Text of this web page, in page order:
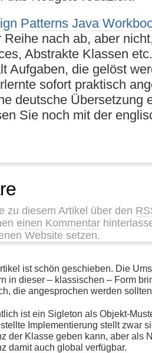
Patterns Java
nach ab, aber
Abstrakte Klassen
Aufgaben, die gelöst
sofort praktisch
deutsche Übersetzung
Sie noch mit der
zu diesem Artikel über den
einen Kommentar
Website setzen.
ist schön geschieben. Die
in dieser – klassischen – Form
die angesprochen werden
ist ein Sigleton als Objekt-
Implementierung stellt zwar
der Klasse geben kann, aber als
damit auch global verfügbar.